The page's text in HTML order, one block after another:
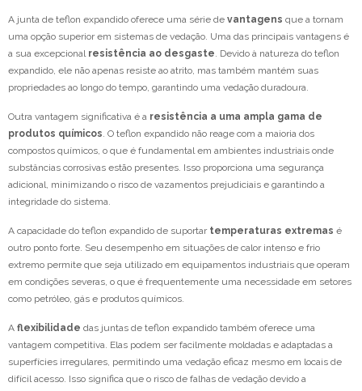
A junta de teflon expandido oferece uma série de vantagens que a tornam
uma opção superior em sistemas de vedação. Uma das principais vantagens é
a sua excepcional resistência ao desgaste. Devido à natureza do teflon
expandido, ele não apenas resiste ao atrito, mas também mantém suas
propriedades ao longo do tempo, garantindo uma vedação duradoura.
Outra vantagem significativa é a resistência a uma ampla gama de
produtos químicos. O teflon expandido não reage com a maioria dos
compostos químicos, o que é fundamental em ambientes industriais onde
substâncias corrosivas estão presentes. Isso proporciona uma segurança
adicional, minimizando o risco de vazamentos prejudiciais e garantindo a
integridade do sistema.
A capacidade do teflon expandido de suportar temperaturas extremas é
outro ponto forte. Seu desempenho em situações de calor intenso e frio
extremo permite que seja utilizado em equipamentos industriais que operam
em condições severas, o que é frequentemente uma necessidade em setores
como petróleo, gás e produtos químicos.
A flexibilidade das juntas de teflon expandido também oferece uma
vantagem competitiva. Elas podem ser facilmente moldadas e adaptadas a
superfícies irregulares, permitindo uma vedação eficaz mesmo em locais de
difícil acesso. Isso significa que o risco de falhas de vedação devido a